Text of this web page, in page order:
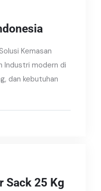
Kemasan
Industri modern di
dan kebutuhan
Sack 25 Kg